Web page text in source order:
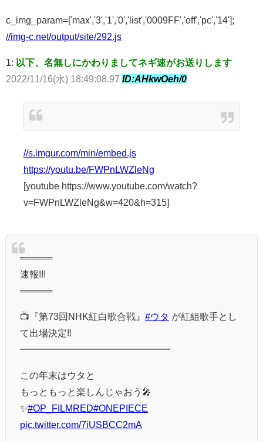
c_img_param=['max','3','1','0','list','0009FF','off','pc','14'];
//img-c.net/output/site/292.js
1: 以下、名無しにかわりましてネギ速がお送りします
2022/11/16(水) 18:49:08.97 ID:AHkwOeh/0
//s.imgur.com/min/embed.js
https://youtu.be/FWPnLWZleNg
[youtube https://www.youtube.com/watch?
v=FWPnLWZleNg&w=420&h=315]
═════
速報!!!
═════
📺『第73回NHK紅白歌合戦』 #ウタ が紅組歌手とし
て出場決定‼️
━━━━━━━━━━━━━━━━
この年末はウタと
もっともっと楽しんじゃおう🎤
✨#OP_FILMRED#ONEPIECE
pic.twitter.com/7iUSBCC2mA